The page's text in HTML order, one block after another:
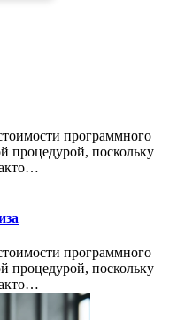
программного
процедурой, поскольку
программного
процедурой, поскольку